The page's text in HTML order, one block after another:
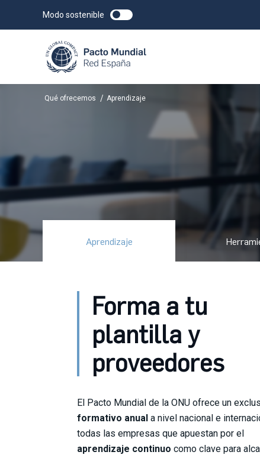
Modo sostenible
Qué ofrecemos / Aprendizaje
Aprendizaje
Forma a tu
plantilla y
proveedores
El Pacto Mundial de la ONU ofrece un
formativo anuala nivel nacional e
todas las empresas que apuestan por el
aprendizaje continuo como clave para